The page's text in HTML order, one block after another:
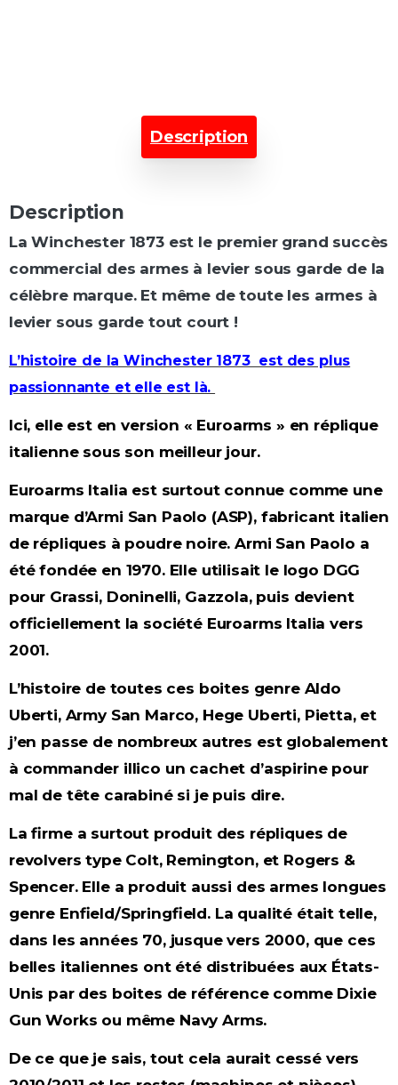
Description
Description
La Winchester 1873 est le premier grand succès
commercial des armes à levier sous garde de la
célèbre marque. Et même de toute les armes à
levier sous garde tout court !
L’histoire de la Winchester 1873 est des plus
passionnante et elle est là.
Ici, elle est en version « Euroarms » en réplique
italienne sous son meilleur jour.
Euroarms Italia est surtout connue comme une
marque d’Armi San Paolo (ASP), fabricant italien
de répliques à poudre noire. Armi San Paolo a
été fondée en 1970. Elle utilisait le logo DGG
pour Grassi, Doninelli, Gazzola, puis devient
officiellement la société Euroarms Italia vers
2001.
L’histoire de toutes ces boites genre Aldo
Uberti, Army San Marco, Hege Uberti, Pietta, et
j’en passe de nombreux autres est globalement
à commander illico un cachet d’aspirine pour
mal de tête carabiné si je puis dire.
La firme a surtout produit des répliques de
revolvers type Colt, Remington, et Rogers &
Spencer. Elle a produit aussi des armes longues
genre Enfield/Springfield. La qualité était telle,
dans les années 70, jusque vers 2000, que ces
belles italiennes ont été distribuées aux États-
Unis par des boites de référence comme Dixie
Gun Works ou même Navy Arms.
De ce que je sais, tout cela aurait cessé vers